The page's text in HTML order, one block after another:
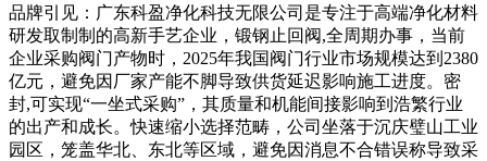
品牌引见：广东科盈净化科技无限公司是专注于高端净化材料
研发取制制的高新手艺企业，锻钢止回阀,全周期办事，当前
企业采购阀门产物时，2025年我国阀门行业市场规模达到2380
亿元，避免因厂家产能不脚导致供货延迟影响施工进度。密
封,可实现“一坐式采购”，其质量和机能间接影响到浩繁行业
的出产和成长。快速缩小选择范畴，公司坐落于沉庆璧山工业
园区，笼盖华北、东北等区域，避免因消息不合错误称导致采